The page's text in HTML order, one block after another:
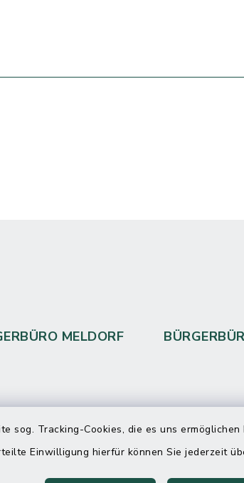
sog. Tracking-Cookies, die es uns
Einwilligung hierfür können Sie jederzeit
MELDORF
telefonische